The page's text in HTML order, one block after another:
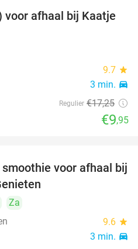
42%
voor afhaal bij Kaatje
9.7 star
3 min. directions_car
Regulier €17,25
€9,95
43%
voor afhaal bij
Za
9.6 star
3 min. directions_car